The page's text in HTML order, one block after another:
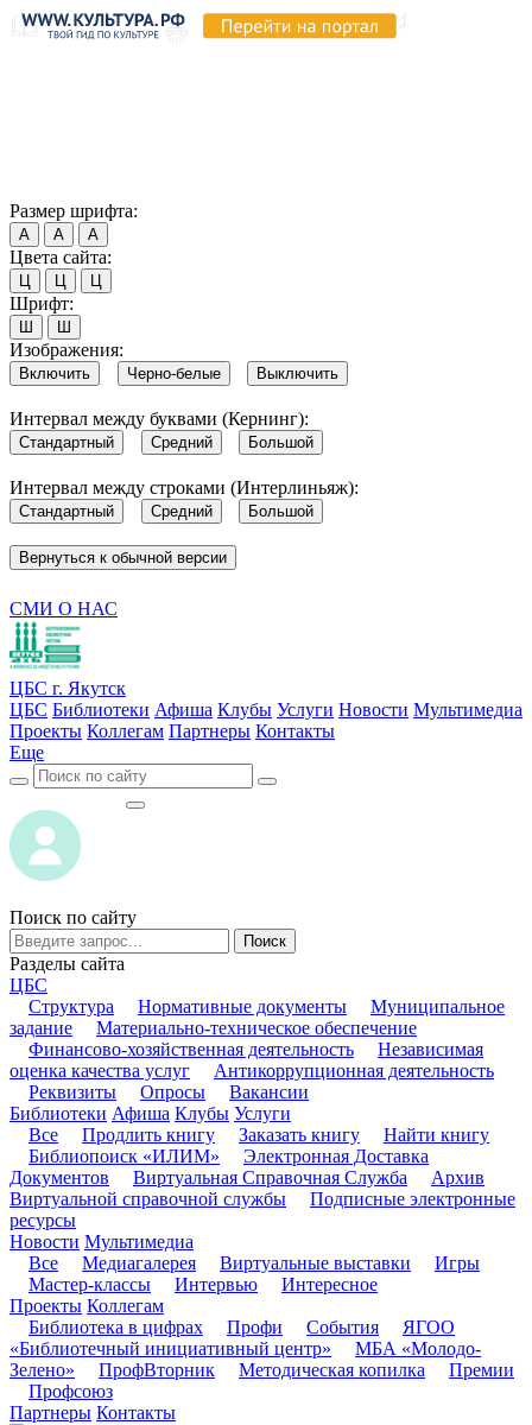
Размер шрифта:
А А А
Цвета сайта:
Ц Ц Ц
Шрифт:
Ш Ш
Изображения:
Включить Черно-белые Выключить
Интервал между буквами (Кернинг):
Стандартный Средний Большой
Интервал между строками (Интерлиньяж):
Стандартный Средний Большой
Вернуться к обычной версии
СМИ О НАС
ЦБС г. Якутск
ЦБС Библиотеки Афиша Клубы Услуги Новости Мультимедиа
Проекты Коллегам Партнеры Контакты
Еще
Поиск по сайту
Поиск
Разделы сайта
ЦБС
Структура
Нормативные документы
Муниципальное
задание
Материально-техническое обеспечение
Финансово-хозяйственная деятельность
Независимая
оценка качества услуг
Антикоррупционная деятельность
Реквизиты
Опросы
Вакансии
Библиотеки Афиша Клубы Услуги
Все
Продлить книгу Заказать книгу
Найти книгу
Библиопоиск «ИЛИМ»
Электронная Доставка
Документов
Виртуальная Справочная Служба
Архив
Виртуальной справочной службы
Подписные электронные
ресурсы
Новости Мультимедиа
Все
Медиагалерея Виртуальные выставки
Игры
Мастер-классы
Интервью
Интересное
Проекты Коллегам
Библиотека в цифрах
Профи События
ЯГОО
«Библиотечный инициативный центр»
МБА «Молодо-
Зелено»
ПрофВторник Методическая копилка
Премии
Профсоюз
Партнеры Контакты